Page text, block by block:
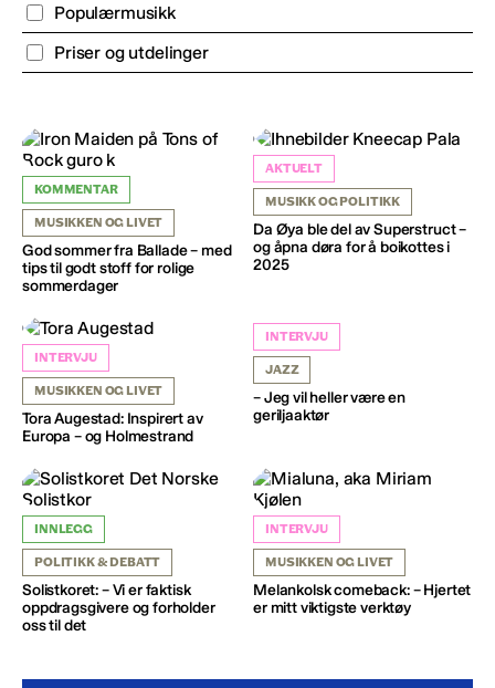
Populærmusikk
Priser og utdelinger
KOMMENTAR
MUSIKKEN OG LIVET
God sommer fra Ballade – med
tips til godt stoff for rolige
sommerdager
AKTUELT
MUSIKK OG POLITIKK
Da Øya ble del av Superstruct –
og åpna døra for å boikottes i
2025
INTERVJU
MUSIKKEN OG LIVET
Tora Augestad: Inspirert av
Europa – og Holmestrand
INTERVJU
JAZZ
– Jeg vil heller være en
geriljaaktør
INNLEGG
POLITIKK & DEBATT
Solistkoret: – Vi er faktisk
oppdragsgivere og forholder
oss til det
INTERVJU
MUSIKKEN OG LIVET
Melankolsk comeback: – Hjertet
er mitt viktigste verktøy